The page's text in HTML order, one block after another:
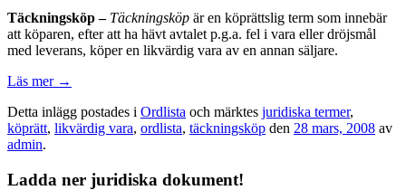
Täckningsköp – Täckningsköp är en köprättslig term som innebär
att köparen, efter att ha hävt avtalet p.g.a. fel i vara eller dröjsmål
med leverans, köper en likvärdig vara av en annan säljare.
Läs mer →
Detta inlägg postades i Ordlista och märktes juridiska termer,
köprätt, likvärdig vara, ordlista, täckningsköp den 28 mars, 2008 av
admin.
Ladda ner juridiska dokument!